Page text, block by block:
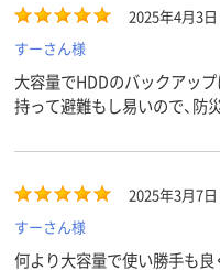
2025年4月3日
すーさん様
大容量でHDDのバックアッ
持って避難もし易いので、防
2025年3月7日
すーさん様
何より大容量で使い勝手も良